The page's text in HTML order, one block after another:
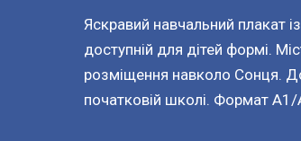
Яскравий навчальний плакат
доступній для дітей формі.
розміщення навколо Сонця.
початковій школі. Формат А1/